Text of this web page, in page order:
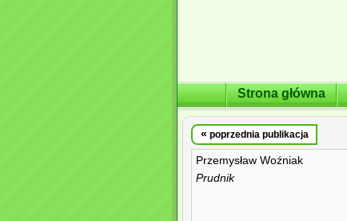
Strona główna
« poprzednia publikacja
Przemysław Woźniak
Prudnik